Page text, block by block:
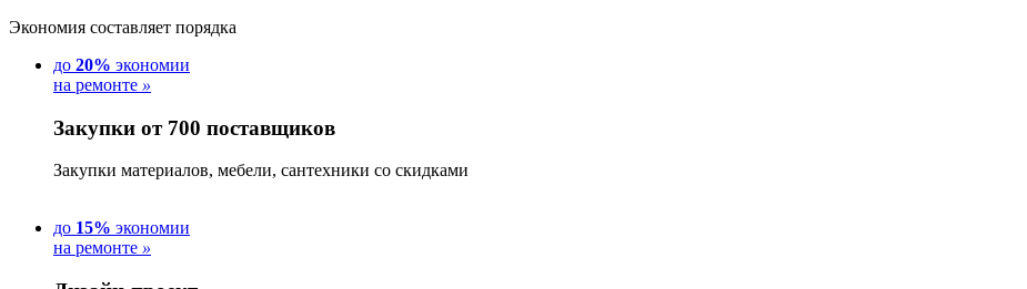
Экономия составляет порядка
до 20% экономии
на ремонте »
Закупки от 700 поставщиков
Закупки материалов, мебели, сантехники со скидками
до 15% экономии
на ремонте »